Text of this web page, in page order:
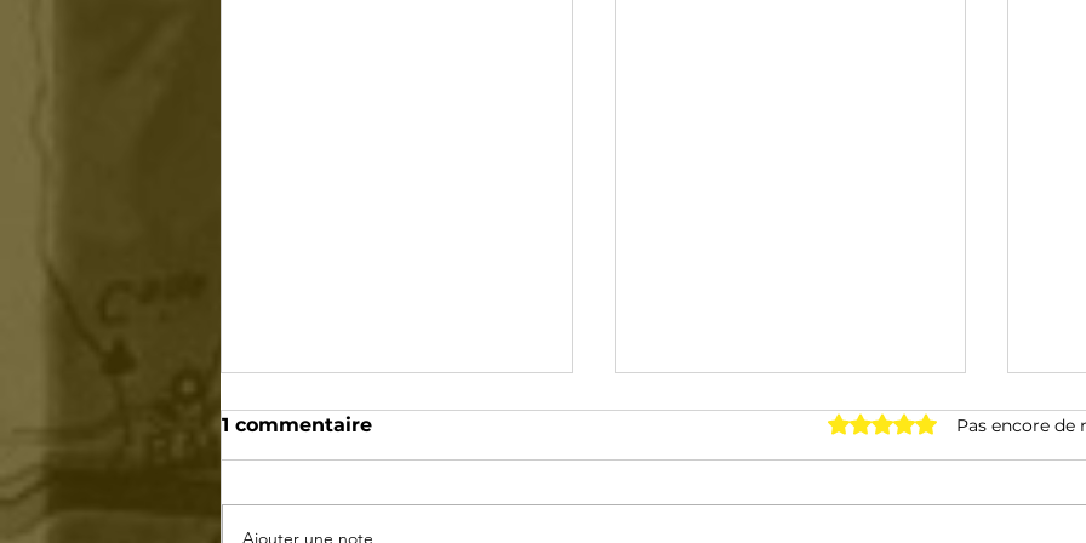
1 commentaire Noté 0 étoile sur 5.Pas encore de